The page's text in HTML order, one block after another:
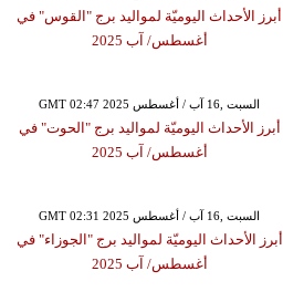
أبرز الأحداث اليوميّة لمواليد برج "القوس" في
أغسطس/ آب 2025
GMT 02:47 2025 السبت ,16 آب / أغسطس
أبرز الأحداث اليوميّة لمواليد برج "الحوت" في
أغسطس/ آب 2025
GMT 02:31 2025 السبت ,16 آب / أغسطس
أبرز الأحداث اليوميّة لمواليد برج "الجوزاء" في
أغسطس/ آب 2025